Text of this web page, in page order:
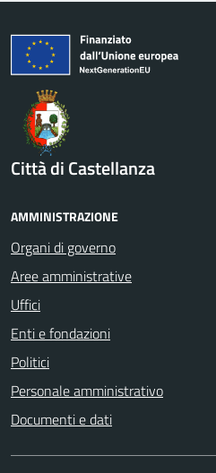
Città di Castellanza
AMMINISTRAZIONE
Organi di governo
Aree amministrative
Uffici
Enti e fondazioni
Politici
Personale amministrativo
Documenti e dati